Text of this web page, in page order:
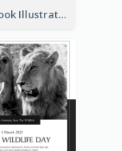
Brown Book Illustration Book And Copyright Day Instagram Post